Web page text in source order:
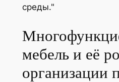
среды.
мебель и её
организации